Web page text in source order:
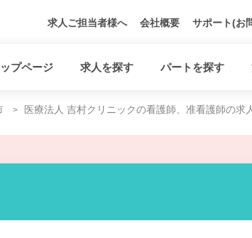
求人ご担当者様へ 会社概要 サポート(お
ップページ 求人を探す パートを探す
医療法人 吉村クリニックの看護師、准看護師の求